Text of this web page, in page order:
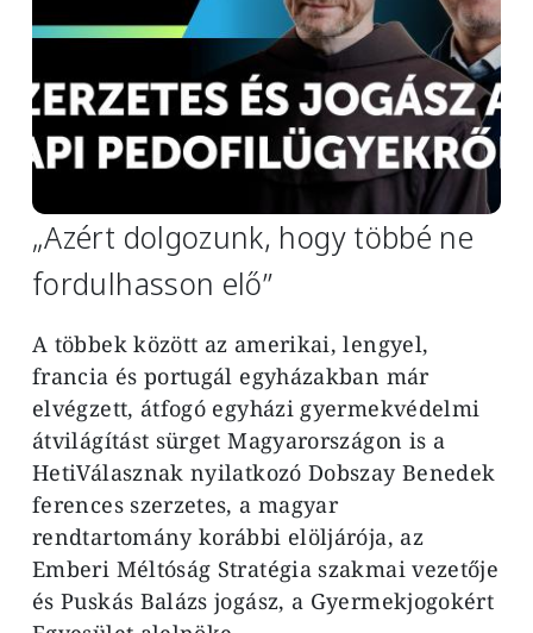
„Azért dolgozunk, hogy többé ne
fordulhasson elő”
A többek között az amerikai, lengyel,
francia és portugál egyházakban már
elvégzett, átfogó egyházi gyermekvédelmi
átvilágítást sürget Magyarországon is a
HetiVálasznak nyilatkozó Dobszay Benedek
ferences szerzetes, a magyar
rendtartomány korábbi elöljárója, az
Emberi Méltóság Stratégia szakmai vezetője
és Puskás Balázs jogász, a Gyermekjogokért